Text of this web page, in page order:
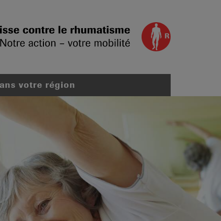
votre région